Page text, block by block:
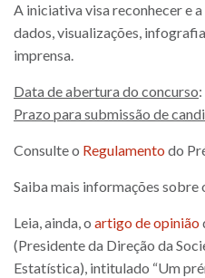
A iniciativa visa reconhecer e
dados, visualizações,
imprensa.
Data de abertura do concurso
Prazo para submissão de
Consulte o Regulamento do
Saiba mais informações sobre
Leia, ainda, o artigo de opinião
(Presidente da Direção da
Estatística), intitulado “Um